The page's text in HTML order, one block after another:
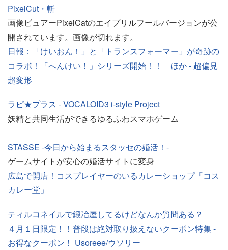
PixelCut・斬
画像ビュアーPixelCatのエイプリルフールバージョンが公
開されています。画像が切れます。
日報：「けいおん！」と「トランスフォーマー」が奇跡の
コラボ！「へんけい！」シリーズ開始！！ ほか - 超偏見
超変形
ラピ★プラス - VOCALOID3 i-style Project
妖精と共同生活ができるゆるふわスマホゲーム
STASSE -今日から始まるスタッセの婚活！-
ゲームサイトが安心の婚活サイトに変身
広島で開店！コスプレイヤーのいるカレーショップ「コス
カレー堂」
ティルコネイルで鍛冶屋してるけどなんか質問ある？
４月１日限定！！普段は絶対取り扱えないクーポン特集 -
お得なクーポン！ Usoreee/ウソリー